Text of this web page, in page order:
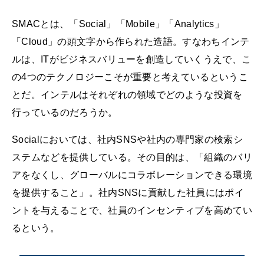
SMACとは、「Social」「Mobile」「Analytics」
「Cloud」の頭文字から作られた造語。すなわちインテ
ルは、ITがビジネスバリューを創造していくうえで、こ
の4つのテクノロジーこそが重要と考えているというこ
とだ。インテルはそれぞれの領域でどのような投資を
行っているのだろうか。
Socialにおいては、社内SNSや社内の専門家の検索シ
ステムなどを提供している。その目的は、「組織のバリ
アをなくし、グローバルにコラボレーションできる環境
を提供すること」。社内SNSに貢献した社員にはポイ
ントを与えることで、社員のインセンティブを高めてい
るという。